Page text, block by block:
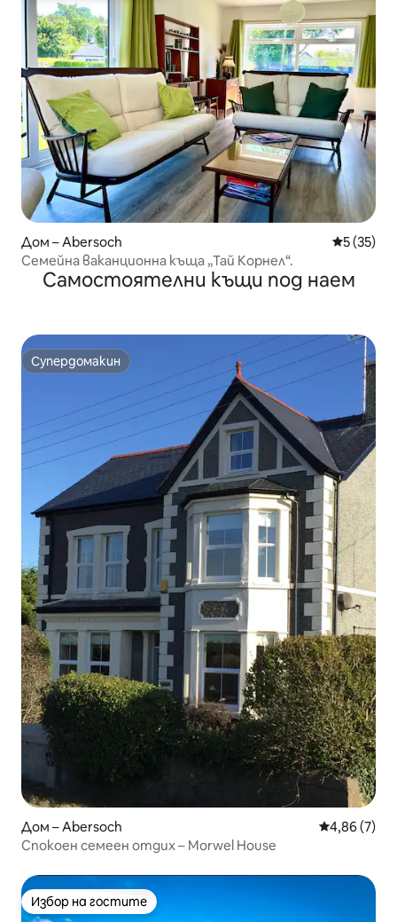
Дом – Abersoch Средна
5 (35)
Семейна ваканционна къща „Тай Корнел“.
Самостоятелни къщи под наем
Супердомакин
Супердомакин
Дом – Abersoch Средна
4,86 (7)
Спокоен семеен отдих – Morwel House
Избор на гостите
Избор на гостите